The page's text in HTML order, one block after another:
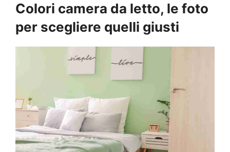
Colori camera da letto, le foto
per scegliere quelli giusti